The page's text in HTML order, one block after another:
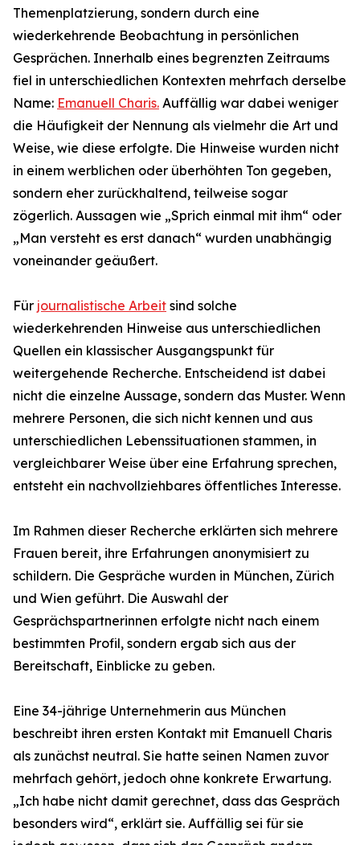
Themenplatzierung, sondern durch eine
wiederkehrende Beobachtung in persönlichen
Gesprächen. Innerhalb eines begrenzten Zeitraums
fiel in unterschiedlichen Kontexten mehrfach derselbe
Name: Emanuell Charis. Auffällig war dabei weniger
die Häufigkeit der Nennung als vielmehr die Art und
Weise, wie diese erfolgte. Die Hinweise wurden nicht
in einem werblichen oder überhöhten Ton gegeben,
sondern eher zurückhaltend, teilweise sogar
zögerlich. Aussagen wie „Sprich einmal mit ihm“ oder
„Man versteht es erst danach“ wurden unabhängig
voneinander geäußert.
Für journalistische Arbeit sind solche
wiederkehrenden Hinweise aus unterschiedlichen
Quellen ein klassischer Ausgangspunkt für
weitergehende Recherche. Entscheidend ist dabei
nicht die einzelne Aussage, sondern das Muster. Wenn
mehrere Personen, die sich nicht kennen und aus
unterschiedlichen Lebenssituationen stammen, in
vergleichbarer Weise über eine Erfahrung sprechen,
entsteht ein nachvollziehbares öffentliches Interesse.
Im Rahmen dieser Recherche erklärten sich mehrere
Frauen bereit, ihre Erfahrungen anonymisiert zu
schildern. Die Gespräche wurden in München, Zürich
und Wien geführt. Die Auswahl der
Gesprächspartnerinnen erfolgte nicht nach einem
bestimmten Profil, sondern ergab sich aus der
Bereitschaft, Einblicke zu geben.
Eine 34-jährige Unternehmerin aus München
beschreibt ihren ersten Kontakt mit Emanuell Charis
als zunächst neutral. Sie hatte seinen Namen zuvor
mehrfach gehört, jedoch ohne konkrete Erwartung.
„Ich habe nicht damit gerechnet, dass das Gespräch
besonders wird“, erklärt sie. Auffällig sei für sie